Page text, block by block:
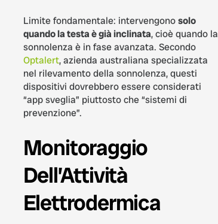
Limite fondamentale: intervengonosolo
quando la testa è già inclinata, cioè quando la
sonnolenza è in fase avanzata. Secondo
Optalert, azienda australiana specializzata
nel rilevamento della sonnolenza, questi
dispositivi dovrebbero essere considerati
“app sveglia” piuttosto che “sistemi di
prevenzione”.
Monitoraggio
Dell’Attività
Elettrodermica